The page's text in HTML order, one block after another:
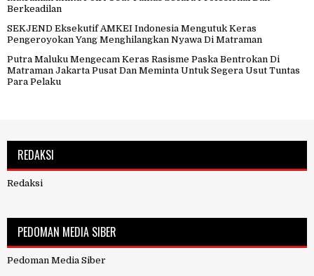
Berkeadilan
SEKJEND Eksekutif AMKEI Indonesia Mengutuk Keras
Pengeroyokan Yang Menghilangkan Nyawa Di Matraman
Putra Maluku Mengecam Keras Rasisme Paska Bentrokan Di
Matraman Jakarta Pusat Dan Meminta Untuk Segera Usut Tuntas
Para Pelaku
REDAKSI
Redaksi
PEDOMAN MEDIA SIBER
Pedoman Media Siber